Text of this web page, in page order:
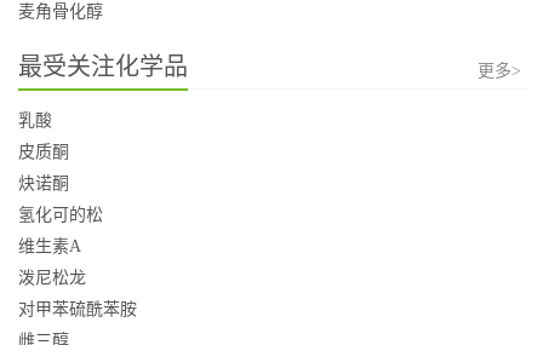
麦角骨化醇
最受关注化学品 更多>
乳酸
皮质酮
炔诺酮
氢化可的松
维生素A
泼尼松龙
对甲苯硫酰苯胺
雌三醇